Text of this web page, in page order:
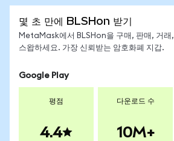
몇 초 만에 BLSHon 받기
MetaMask에서 BLSHon을 구매, 판매, 거래,
스왑하세요. 가장 신뢰받는 암호화폐 지갑.
Google Play
평점
4.4
다운로드 수
10M+